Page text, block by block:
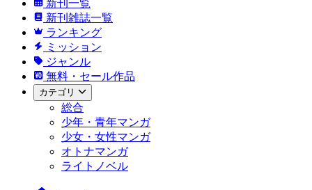
新刊一覧
新刊雑誌一覧
ランキング
ミッション
ジャンル
無料・セール作品
カテゴリ
総合
少年・青年マンガ
少女・女性マンガ
オトナマンガ
ライトノベル